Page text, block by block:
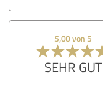
5,00 von 5
SEHR GUT